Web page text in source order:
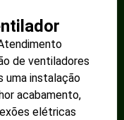
de ventiladores
uma instalação
acabamento,
elétricas